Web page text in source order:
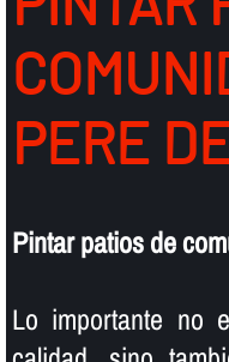
PERE
Pintar patios de
Lo importante no